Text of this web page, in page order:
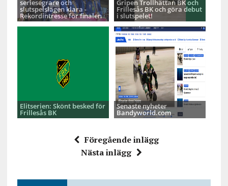
seriesegrare och
slutspelslagen klara -
Rekordintresse för finalen
Gripen Trollhättan BK och
Frillesås BK och göra debut
i slutspelet!
Elitserien: Skönt besked för
Frillesås BK
Senaste nyheter
Bandyworld.com
Föregående inlägg
Nästa inlägg